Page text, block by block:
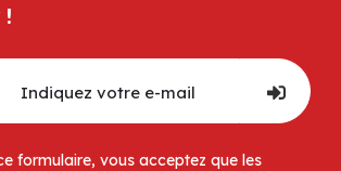
formulaire, vous acceptez que les